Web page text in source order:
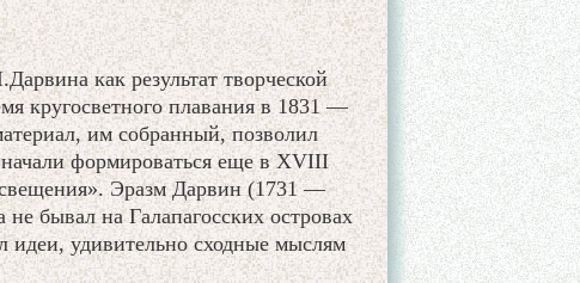
как результат творческой
кругосветного плавания в 1831 —
им собранный, позволил
начали формироваться еще в XVIII
Эразм Дарвин (1731 —
бывал на Галапагосских островах
идеи, удивительно сходные мыслям